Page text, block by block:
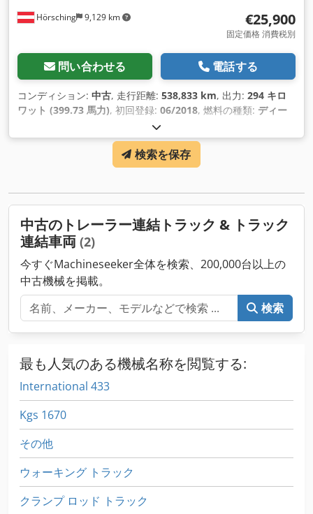
Hörsching 9,129 km €25,900
固定価格 消費税別
問い合わせる 電話する
コンディション: 中古, 走行距離: 538,833 km, 出力: 294 キロ
ワット (399.73 馬力), 初回登録: 06/2018, 燃料の種類: ディー
, 次回検査（TÜV）:
エンジンブレーキ, 変速方式:オートマチック, 排出クラス:ユー
スチール-エア, フロントタイヤサイズ:
, 後輪タイヤサイズ:275/70/R22.5
エアコン, クルーズコントロール, スポイラー, トラック登録, 圧
検索を保存
中古のトレーラー連結トラック & トラック
連結車両 (2)
今すぐMachineseeker全体を検索、200,000台以上の
中古機械を掲載。
検索
最も人気のある機械名称を閲覧する:
International 433
Kgs 1670
その他
ウォーキング トラック
クランプ ロッド トラック